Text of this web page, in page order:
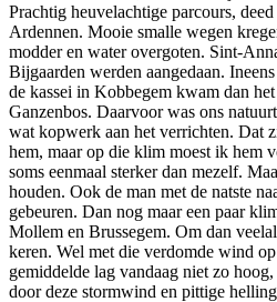
Prachtig heuvelachtige parcours,
Ardennen. Mooie smalle wegen
modder en water overgoten. Sint-
Bijgaarden werden aangedaan.
de kassei in Kobbegem kwam dan
Ganzenbos. Daarvoor was ons
wat kopwerk aan het verrichten. Dat
hem, maar op die klim moest ik hem
soms eenmaal sterker dan mezelf.
houden. Ook de man met de natste
gebeuren. Dan nog maar een paar
Mollem en Brussegem. Om dan
keren. Wel met die verdomde wind
gemiddelde lag vandaag niet zo
door deze stormwind en pittige